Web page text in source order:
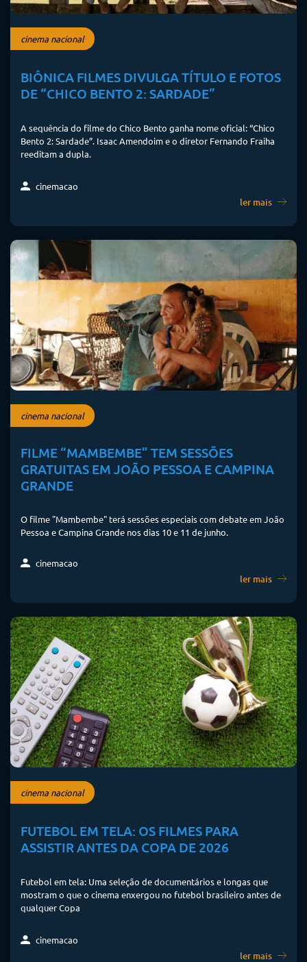
cinema nacional
BIÔNICA FILMES DIVULGA TÍTULO E FOTOS
DE “CHICO BENTO 2: SARDADE”
A sequência do filme do Chico Bento ganha nome oficial: “Chico
Bento 2: Sardade”. Isaac Amendoim e o diretor Fernando Fraiha
reeditam a dupla.
cinemacao
ler mais
cinema nacional
FILME “MAMBEMBE” TEM SESSÕES
GRATUITAS EM JOÃO PESSOA E CAMPINA
GRANDE
O filme "Mambembe" terá sessões especiais com debate em João
Pessoa e Campina Grande nos dias 10 e 11 de junho.
cinemacao
ler mais
cinema nacional
FUTEBOL EM TELA: OS FILMES PARA
ASSISTIR ANTES DA COPA DE 2026
Futebol em tela: Uma seleção de documentários e longas que
mostram o que o cinema enxergou no futebol brasileiro antes de
qualquer Copa
cinemacao
ler mais